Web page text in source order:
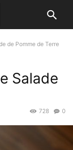
de Pomme de Terre
Salade
0
728